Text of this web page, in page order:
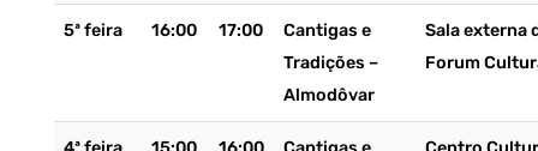
5ª feira 16:00 17:00
Cantigas e
Tradições –
Almodôvar
Sala externa
Forum